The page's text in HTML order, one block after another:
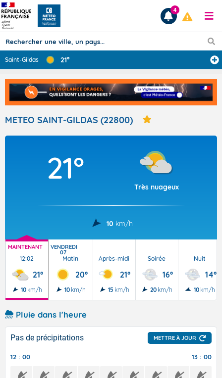
Prévisions
TOUS LES RÉSULTATS
Articles
4
Saint-Gildas 21°
METEO SAINT-GILDAS (22800)
21°
Très nuageux
10 km/h
MAINTENANT
12:02
21°
10 km/h
VENDREDI
07
Matin
20°
10 km/h
Après-midi
21°
15 km/h
Soirée
16°
20 km/h
Nuit
14°
10 km/h
Pluie dans l'heure
Pas de précipitations METTRE À JOUR
12 : 00 13 : 00